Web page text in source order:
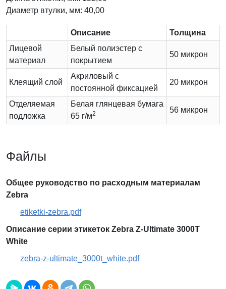
Диаметр втулки, мм: 40,00
Описание
Толщина
Лицевой
материал
Белый полиэстер с
покрытием
50 микрон
Клеящий слой
Акриловый с
постоянной фиксацией
20 микрон
Отделяемая
подложка
Белая глянцевая бумага
65 г/м2 56 микрон
Файлы
Общее руководство по расходным материалам
Zebra
etiketki-zebra.pdf
Описание серии этикеток Zebra Z-Ultimate 3000T
White
zebra-z-ultimate_3000t_white.pdf